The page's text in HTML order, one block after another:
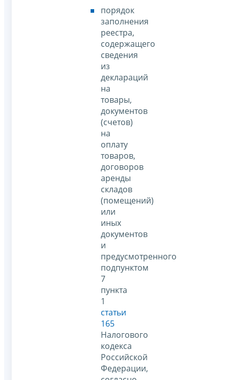
порядок
заполнения
реестра,
содержащего
сведения
из
деклараций
на
товары,
документов
(счетов)
на
оплату
товаров,
договоров
аренды
складов
(помещений)
или
иных
документов
и
предусмотренного
подпунктом
7
пункта
1
статьи
165
Налогового
кодекса
Российской
Федерации,